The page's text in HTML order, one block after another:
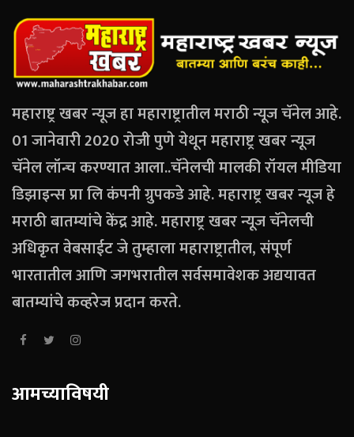
महाराष्ट्र खबर न्यूज हा महाराष्ट्रातील मराठी न्यूज चॅनेल आहे.
01 जानेवारी 2020 रोजी पुणे येथून महाराष्ट्र खबर न्यूज
चॅनेल लॉन्च करण्यात आला..चॅनेलची मालकी रॉयल मीडिया
डिझाइन्स प्रा लि कंपनी ग्रुपकडे आहे. महाराष्ट्र खबर न्यूज हे
मराठी बातम्यांचे केंद्र आहे. महाराष्ट्र खबर न्यूज चॅनेलची
अधिकृत वेबसाईट जे तुम्हाला महाराष्ट्रातील, संपूर्ण
भारतातील आणि जगभरातील सर्वसमावेशक अद्ययावत
बातम्यांचे कव्हरेज प्रदान करते.
आमच्याविषयी